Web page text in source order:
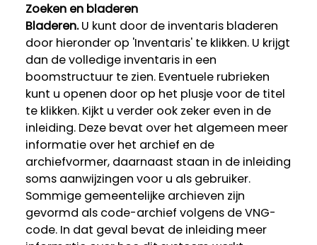
Zoeken en bladeren
Bladeren.U kunt door de inventaris bladeren
door hieronder op 'Inventaris' te klikken. U krijgt
dan de volledige inventaris in een
boomstructuur te zien. Eventuele rubrieken
kunt u openen door op het plusje voor de titel
te klikken. Kijkt u verder ook zeker even in de
inleiding. Deze bevat over het algemeen meer
informatie over het archief en de
archiefvormer, daarnaast staan in de inleiding
soms aanwijzingen voor u als gebruiker.
Sommige gemeentelijke archieven zijn
gevormd als code-archief volgens de VNG-
code. In dat geval bevat de inleiding meer